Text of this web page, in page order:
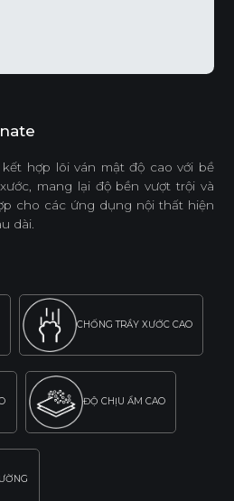
hợp lõi ván mật độ cao với bề
mang lại độ bền vượt trội và
cho các ứng dụng nội thất hiện
dài.
CHỐNG TRẦY XƯỚC CAO
ĐỘ CHỊU ẨM CAO